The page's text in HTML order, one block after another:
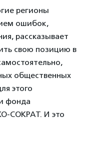
регионы
ошибок,
рассказывает
свою позицию в
общественных
этого
фонда
СОКРАТ. И это